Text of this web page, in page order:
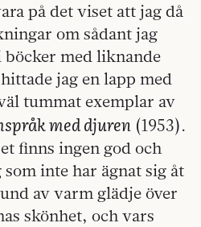
på det viset att jag då
om sådant jag
med liknande
jag en lapp med
tummat exemplar av
med djuren (1953).
finns ingen god och
inte har ägnat sig åt
av varm glädje över
skönhet, och vars